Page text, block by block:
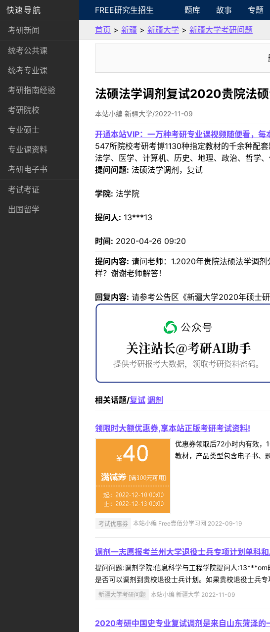
快速导航
考研新闻
统考公共课
统考专业课
考研指南经验
考研院校
专业硕士
专业课资料
考研电子书
考试考证
出国留学
FREE研究生招生 题库 故事 专题
首页 > 新疆 > 新疆大学 > 新疆大学考研问题
法硕法学调剂复试2020贵院法
本站小编 新疆大学/2022-11-09
开通本站VIP：一万种考研专业课视频随便看，每
547所院校考研考博1130种指定教材的千余种配
法学、医学、计算机、历史、地理、政治、哲学、
提问问题: 法硕法学调剂，复试
学院: 法学院
提问人: 13***13
时间: 2020-04-26 09:20
提问内容: 请问老师：1.2020年贵院法硕法学调
样？谢谢老师解答！
回复内容: 请参考公告区《新疆大学2020年硕士
相关话题/复试 调剂
领限时大额优惠券,享本站正版考研考试资料!
优惠券领取后72小时内有效
教材，产品类型包含电子书、
考试优惠券 本站小编 Free壹佰分学习网 2022-09-19
调剂一志愿报考兰州大学退役士兵专项计划单科
提问问题:调剂学院:信息科学与工程学院提问人
是否可以调剂到贵校退役士兵计划。如果贵校退役士兵
新疆大学考研问题 本站小编 新疆大学 2022-11-09
2020考研中国史专业复试调剂是来自山东菏泽的